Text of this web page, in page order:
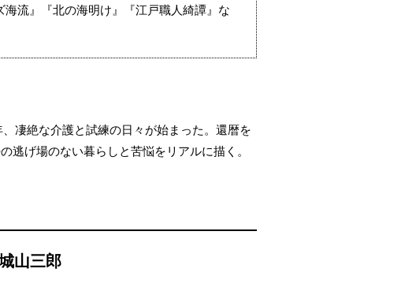
流』『北の海明け』『江戸職人綺譚』な
凄絶な介護と試練の日々が始まった。還暦を
逃げ場のない暮らしと苦悩をリアルに描く。
山三郎